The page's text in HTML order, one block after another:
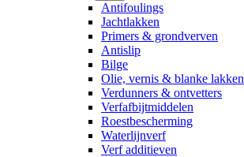
Antifoulings
Jachtlakken
Primers & grondverven
Antislip
Bilge
Olie, vernis & blanke lakken
Verdunners & ontvetters
Verfafbijtmiddelen
Roestbescherming
Waterlijnverf
Verf additieven